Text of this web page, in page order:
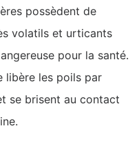
possèdent de
volatils et urticants
pour la santé.
libère les poils par
se brisent au contact